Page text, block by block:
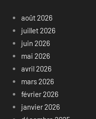
août 2026
juillet 2026
juin 2026
mai 2026
avril 2026
mars 2026
février 2026
janvier 2026